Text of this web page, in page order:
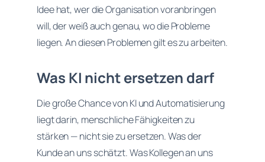
Idee hat, wer die Organisation voranbringen
will, der weiß auch genau, wo die Probleme
liegen. An diesen Problemen gilt es zu arbeiten.
Was KI nicht ersetzen darf
Die große Chance von KI und Automatisierung
liegt darin, menschliche Fähigkeiten zu
stärken — nicht sie zu ersetzen. Was der
Kunde an uns schätzt. Was Kollegen an uns